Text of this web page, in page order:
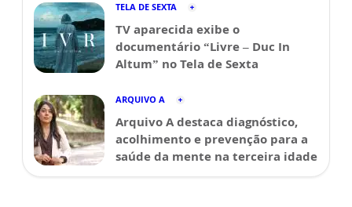
TELA DE SEXTA
TV aparecida exibe o
documentário “Livre – Duc In
Altum” no Tela de Sexta
ARQUIVO A
Arquivo A destaca diagnóstico,
acolhimento e prevenção para a
saúde da mente na terceira idade